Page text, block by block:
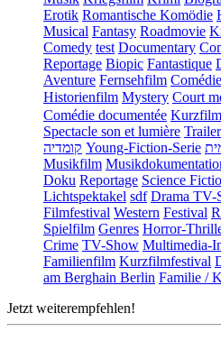
Erotik Romantische Komödie
Musical Fantasy Roadmovie
Comedy test Documentary
Reportage Biopic Fantastique
Aventure Fernsehfilm
Historienfilm Mystery Court
Comédie documentée Kurzfilm
Spectacle son et lumière Trailer
קומדיה Young-Fiction-Serie
Musikfilm
Doku Reportage Science
Lichtspektakel sdf Drama TV-
Filmfestival Western Festival
Spielfilm Genres Horror-
Crime TV-Show Multimedia-
Familienfilm Kurzfilmfestival
am Berghain Berlin Familie /
Jetzt weiterempfehlen!